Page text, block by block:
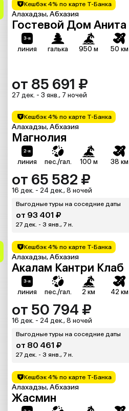
Кешбэк 4% по карте Т-Банка
Алахадзы, Абхазия
Гостевой Дом Анита
линия галька 950 м 50 км
от 85 691 ₽
27 дек. - 3 янв., 7 ночей
Кешбэк 4% по карте Т-Банка
Алахадзы, Абхазия
Магнолия
линия пес./гал. 100 м 38 км
от 65 582 ₽
16 дек. - 24 дек., 8 ночей
Выгодные туры на соседние даты
от 93 401 ₽
27 дек. - 3 янв., 7 н.
Кешбэк 4% по карте Т-Банка
Алахадзы, Абхазия
Акалам Кантри Клаб
линия пес./гал. 2 км 42 км
от 50 794 ₽
16 дек. - 24 дек., 8 ночей
Выгодные туры на соседние даты
от 80 461 ₽
27 дек. - 3 янв., 7 н.
Кешбэк 4% по карте Т-Банка
Алахадзы, Абхазия
Жасмин